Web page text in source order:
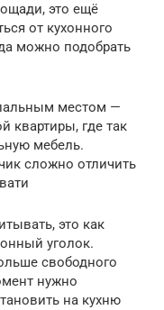
это ещё
от кухонного
можно подобрать
местом —
квартиры, где так
мебель.
сложно отличить
это как
уголок.
свободного
нужно
на кухню